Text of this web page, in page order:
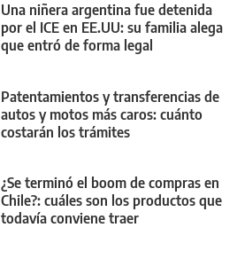
Una niñera argentina fue detenida
por el ICE en EE.UU: su familia alega
que entró de forma legal
Patentamientos y transferencias de
autos y motos más caros: cuánto
costarán los trámites
¿Se terminó el boom de compras en
Chile?: cuáles son los productos que
todavía conviene traer